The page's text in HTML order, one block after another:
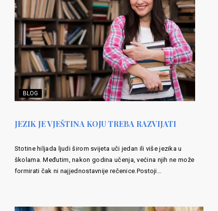
BLOG
JEZIK JE VJEŠTINA KOJU TREBA RAZVIJATI
Stotine hiljada ljudi širom svijeta uči jedan ili više jezika u
školama. Međutim, nakon godina učenja, većina njih ne može
formirati čak ni najjednostavnije rečenice.Postoji…